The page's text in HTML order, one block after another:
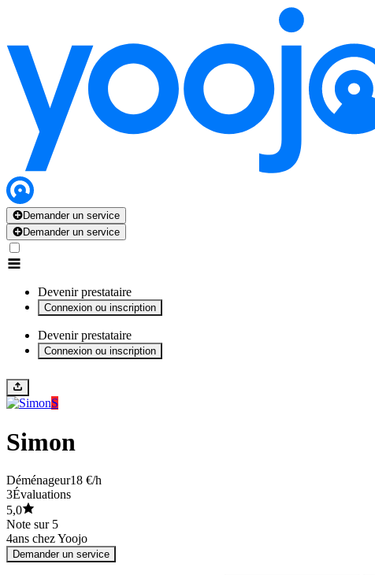
Demander un service
Demander un service
Devenir prestataire
Connexion ou inscription
Devenir prestataire
Connexion ou inscription
S
Simon
Déménageur18 €/h
3Évaluations
5,0
Note sur 5
4ans chez Yoojo
Demander un service